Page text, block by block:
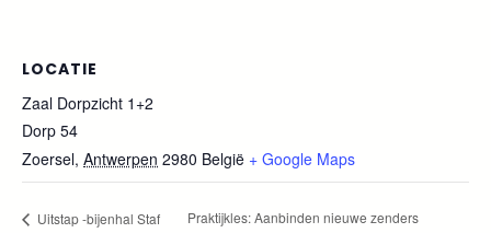
LOCATIE
Zaal Dorpzicht 1+2
Dorp 54
Zoersel, Antwerpen 2980 België + Google Maps
Uitstap -bijenhal Staf
Praktijkles: Aanbinden nieuwe zenders